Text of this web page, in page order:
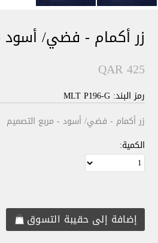
زر أكمام - فضي/ أسود
QAR 425
رمز البند: MLT P196-G
زر أكمام - فضي/ أسود - مربع التصميم
الكمية: